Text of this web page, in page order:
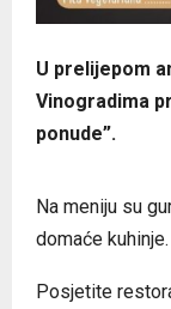
U prelijepom
Vinogradima
ponude”.
Na meniju su
domaće kuhinje.
Posjetite